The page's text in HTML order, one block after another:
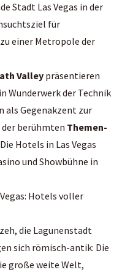
Stadt Las Vegas in der
für
einer Metropole der
Valley präsentieren
Wunderwerk der Technik
als Gegenakzent zur
berühmten Themen-
Hotels in Las Vegas
und Showbühne in
Hotels voller
die Lagunenstadt
sich römisch-antik: Die
große weite Welt,